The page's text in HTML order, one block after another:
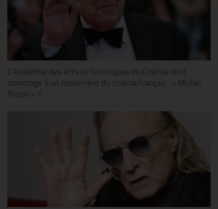
L’Académie des Arts et Techniques du Cinéma rend
hommage à un monument du cinéma français : « Michel
Piccoli » !!